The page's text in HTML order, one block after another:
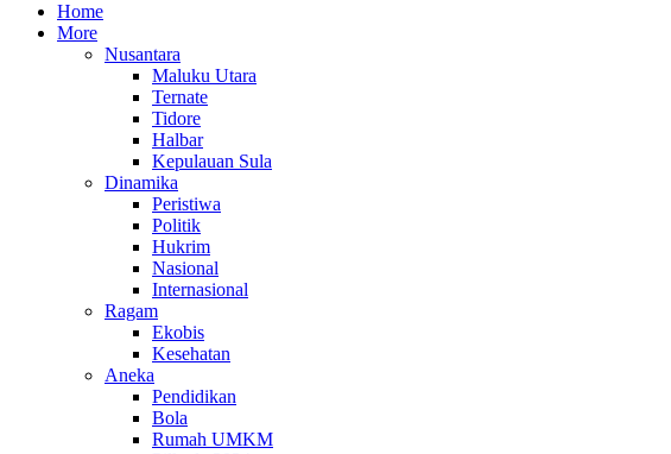
Home
More
Nusantara
Maluku Utara
Ternate
Tidore
Halbar
Kepulauan Sula
Dinamika
Peristiwa
Politik
Hukrim
Nasional
Internasional
Ragam
Ekobis
Kesehatan
Aneka
Pendidikan
Bola
Rumah UMKM